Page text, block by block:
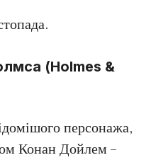
(Holmes &
персонажа,
Конан Дойлем –